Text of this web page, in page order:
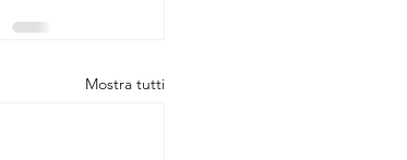
Mostra tutti